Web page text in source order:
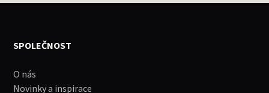
SPOLEČNOST
O nás
Novinky a inspirace